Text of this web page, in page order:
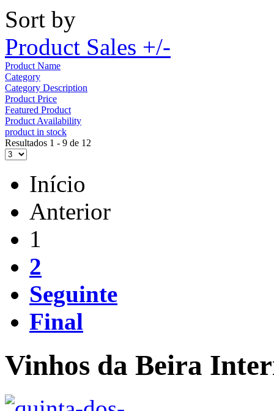
Sort by
Product Sales +/-
Product Name
Category
Category Description
Product Price
Featured Product
Product Availability
product in stock
Resultados 1 - 9 de 12
Início
Anterior
1
2
Seguinte
Final
Vinhos da Beira